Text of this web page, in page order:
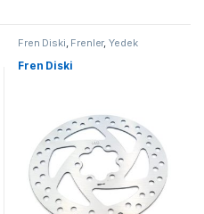
Fren Diski, Frenler,Yedek
Fren Diski